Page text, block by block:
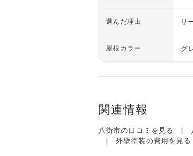
選んだ理由 サ
屋根カラー グ
関連情報
八街市の口コミを見る
外壁塗装の費用を見る